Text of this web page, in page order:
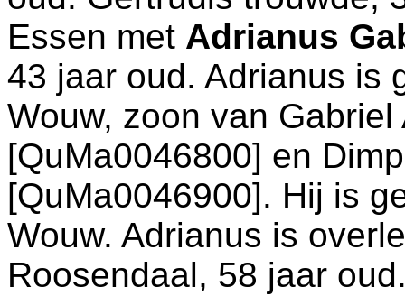
Essen met Adrianus
43 jaar oud. Adrianus is
Wouw, zoon van Gabriel
[QuMa0046800] en
[QuMa0046900]. Hij is
Wouw. Adrianus is
Roosendaal, 58 jaar